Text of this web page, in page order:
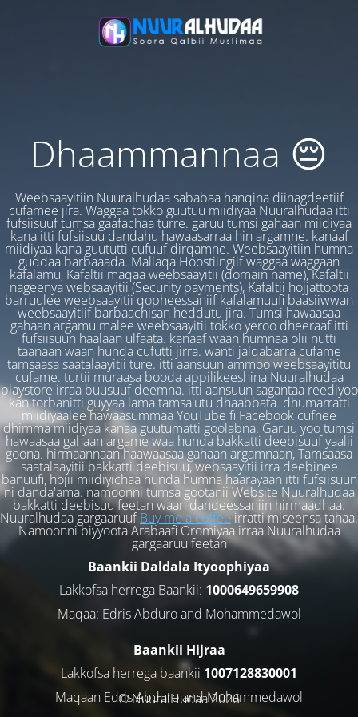
Dhaammannaa 😔
Weebsaayitiin Nuuralhudaa sababaa hanqina diinagdeetiif
cufamee jira. Waggaa tokko guutuu miidiyaa Nuuralhudaa itti
fufsiisuuf tumsa gaafachaa turre. garuu tumsi gahaan miidiyaa
kana itti fufsiisuu dandahu hawaasarraa hin argamne. kanaaf
miidiyaa kana guututti cufuuf dirqamne. Weebsaayitiin humna
guddaa barbaaada. Mallaqa Hoostiingiif waggaa waggaan
kafalamu, Kafaltii maqaa weebsaayitii (domain name), Kafaltii
nageenya websaayitii (Security payments), Kafaltii hojjattoota
barruulee weebsaayitii qopheessaniif kafalamuufi baasiiwwan
weebsaayitiif barbaachisan heddutu jira. Tumsi hawaasaa
gahaan argamu malee weebsaayitii tokko yeroo dheeraaf itti
fufsiisuun haalaan ulfaata. kanaaf waan humnaa olii nutti
taanaan waan hunda cufutti jirra. wanti jalqabarra cufame
tamsaasa saatalaayitii ture. itti aansuun ammoo weebsaayititu
cufame. turtii muraasa booda appilikeeshina Nuuralhudaa
playstore irraa buusuuf deemna. itti aansuun sagantaa reediyoo
kan torbanitti guyyaa lama tamsa'utu dhaabbata. dhumarratti
miidiyaalee hawaasummaa YouTube fi Facebook cufnee
dhimma miidiyaa kanaa guutumatti goolabna. Garuu yoo tumsi
hawaasaa gahaan argame waa hunda bakkatti deebisuuf yaalii
goona. hirmaannaan haawaasaa gahaan argamnaan, Tamsaasa
saatalaayitii bakkatti deebisuu, websaayitii irra deebinee
banuufi, hojii miidiyichaa hunda humna haarayaan itti fufsiisuun
ni danda'ama. namoonni tumsa gootanii Website Nuuralhudaa
bakkatti deebisuu feetan waan dandeessaniin hirmaadhaa.
Nuuralhudaa gargaaruufBuy me a coffeeirratti miseensa tahaa.
Namoonni biyyoota Arabaafi Oromiyaa irraa Nuuralhudaa
gargaaruu feetan
Baankii Daldala Ityoophiyaa
Lakkofsa herrega Baankii: 1000649659908
Maqaa: Edris Abduro and Mohammedawol
Baankii Hijraa
Lakkofsa herrega baankii 1007128830001
Maqaan Edris Abduro and Muhammedawol
© NuuralHudaa 2026